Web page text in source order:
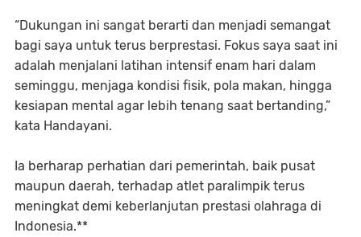
​“Dukungan ini sangat berarti dan menjadi semangat
bagi saya untuk terus berprestasi. Fokus saya saat ini
adalah menjalani latihan intensif enam hari dalam
seminggu, menjaga kondisi fisik, pola makan, hingga
kesiapan mental agar lebih tenang saat bertanding,”
kata Handayani.
​Ia berharap perhatian dari pemerintah, baik pusat
maupun daerah, terhadap atlet paralimpik terus
meningkat demi keberlanjutan prestasi olahraga di
Indonesia.**